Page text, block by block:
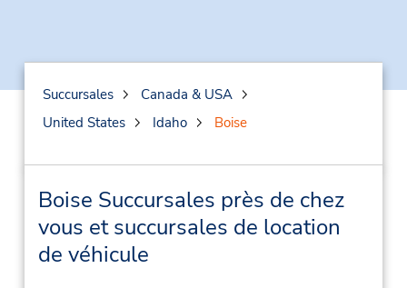
Succursales
Canada & USA
United States
Idaho Boise
Boise Succursales près de chez
vous et succursales de location
de véhicule